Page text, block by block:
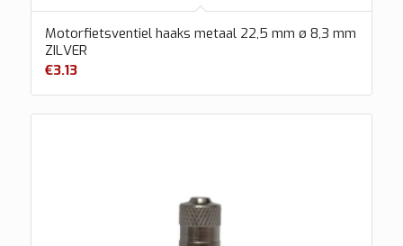
Motorfietsventiel haaks metaal 22,5 mm ø 8,3 mm
ZILVER
€3.13